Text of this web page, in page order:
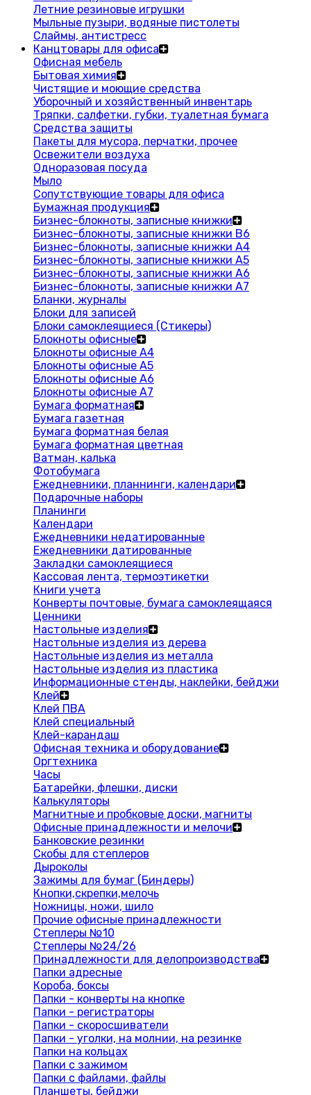
Летние резиновые игрушки
Мыльные пузыри, водяные пистолеты
Слаймы, антистресс
Канцтовары для офиса
Офисная мебель
Бытовая химия
Чистящие и моющие средства
Уборочный и хозяйственный инвентарь
Тряпки, салфетки, губки, туалетная бумага
Средства защиты
Пакеты для мусора, перчатки, прочее
Освежители воздуха
Одноразовая посуда
Мыло
Сопутствующие товары для офиса
Бумажная продукция
Бизнес-блокноты, записные книжки
Бизнес-блокноты, записные книжки В6
Бизнес-блокноты, записные книжки A4
Бизнес-блокноты, записные книжки А5
Бизнес-блокноты, записные книжки А6
Бизнес-блокноты, записные книжки А7
Бланки, журналы
Блоки для записей
Блоки самоклеящиеся (Стикеры)
Блокноты офисные
Блокноты офисные A4
Блокноты офисные A5
Блокноты офисные A6
Блокноты офисные A7
Бумага форматная
Бумага газетная
Бумага форматная белая
Бумага форматная цветная
Ватман, калька
Фотобумага
Ежедневники, планнинги, календари
Подарочные наборы
Планинги
Календари
Ежедневники недатированные
Ежедневники датированные
Закладки самоклеящиеся
Кассовая лента, термоэтикетки
Книги учета
Конверты почтовые, бумага самоклеящаяся
Ценники
Настольные изделия
Настольные изделия из дерева
Настольные изделия из металла
Настольные изделия из пластика
Информационные стенды, наклейки, бейджи
Клей
Клей ПВА
Клей специальный
Клей-карандаш
Офисная техника и оборудование
Оргтехника
Часы
Батарейки, флешки, диски
Калькуляторы
Магнитные и пробковые доски, магниты
Офисные принадлежности и мелочи
Банковские резинки
Скобы для степлеров
Дыроколы
Зажимы для бумаг (Биндеры)
Кнопки,скрепки,мелочь
Ножницы, ножи, шило
Прочие офисные принадлежности
Степлеры №10
Степлеры №24/26
Принадлежности для делопроизводства
Папки адресные
Короба, боксы
Папки - конверты на кнопке
Папки - регистраторы
Папки - скоросшиватели
Папки - уголки, на молнии, на резинке
Папки на кольцах
Папки с зажимом
Папки с файлами, файлы
Планшеты, бейджи